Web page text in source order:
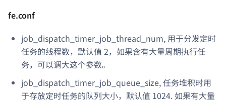
fe.conf
job_dispatch_timer_job_thread_num, 用于分发定时
任务的线程数，默认值 2，如果含有大量周期执行任
务，可以调大这个参数。
job_dispatch_timer_job_queue_size, 任务堆积时用
于存放定时任务的队列大小，默认值 1024. 如果有大量